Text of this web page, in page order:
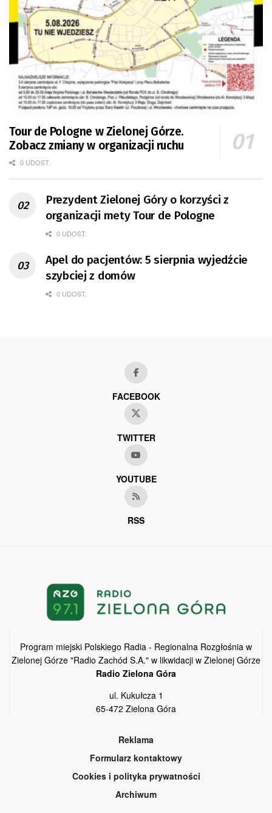
Tour de Pologne w Zielonej Górze.
Zobacz zmiany w organizacji ruchu
0 UDOST.
Prezydent Zielonej Góry o korzyści z
organizacji mety Tour de Pologne
0 UDOST.
Apel do pacjentów: 5 sierpnia wyjedźcie
szybciej z domów
0 UDOST.
FACEBOOK
TWITTER
YOUTUBE
RSS
Program miejski Polskiego Radia - Regionalna Rozgłośnia w
Zielonej Górze "Radio Zachód S.A." w likwidacji w Zielonej Górze
Radio Zielona Góra
ul. Kukułcza 1
65-472 Zielona Góra
Reklama
Formularz kontaktowy
Cookies i polityka prywatności
Archiwum